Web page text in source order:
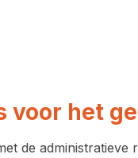
voor het
de